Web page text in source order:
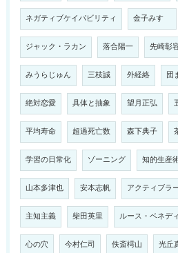
ネガティブケイパビリティ 金子みすゞ
ジャック・ラカン 落合陽一 先崎彰
みうらじゅん 三枝誠 外経絡 団
絶対恋愛 具体と抽象 望月正弘
平均寿命 超過死亡数 森下典子
学習の日常化 ゾーニング 知的生産
山本多津也 安本志帆 アクティブラ
主知主義 柴田英里 ルース・ベネデ
心の穴 今村仁司 佚斎樗山 光丘